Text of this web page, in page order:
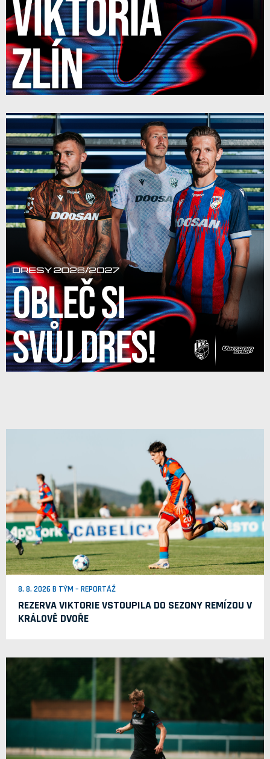
8. 8. 2026 B TÝM – REPORTÁŽ
REZERVA VIKTORIE VSTOUPILA DO SEZONY REMÍZOU V
KRÁLOVĚ DVOŘE